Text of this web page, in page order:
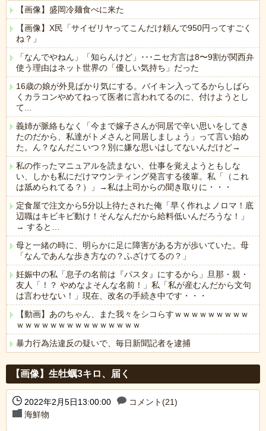
【画像】盛岡冷麺食べに来た
【画像】X民「サイゼリヤってこんだけ頼んで950円ってすごく
ね？」
「なんでやねん」「知らんけど」･･･ニセ方言は8〜9割が関西弁
使う理由はネット世界の「優しい気持ち」だった
16歳の娘が外見ばかり気にする。バイキン入ってるからしばら
くカラコンやめてねって医者に言われてるのに、付けようとし
て...
義姉が脈絡もなく「今まで嫁子さんが同居で辛い思いをしてき
たのだから、私達がトメさんと同居しましょう」って言い始め
た。ん？なんだこいつ？別に嫌な思いはしてないんだけど→
私の作ったマニュアルを読まない、仕事を覚えようともしな
い、しかも私にだけマウンティング発言する後輩。私「（これ
は舐められてる？）」→私は上司からの聞き取りに・・・
定食屋で注文から5分以上待たされた俺「早く作れよノロマ！底
辺職はキビキビ動け！そんなんだから給料低いんだろうな！」
→ すると…
母と一緒の時に、明らかに足に障害がある方が歩いていた。母
「なんであんな歩き方なの？ふざけてるの？」
妊娠中の私「息子の名前は『パスタ』にするから」旦那・親・
友人「！？ やめなよそんな名前！」私「私が産むんだから文句
は言わせない！」現在、改名の手続き中です・・・
【動画】あのちゃん、また我々をシコらすｗｗｗｗｗｗｗｗｗ
ｗｗｗｗｗｗｗｗｗｗｗｗｗｗｗ
暴力行為法違反の疑いで、毎日新聞記者を逮捕
【画像】生牡蠣3キロ、届く
2022年2月5日13:00:00
コメント(21)
海鮮物